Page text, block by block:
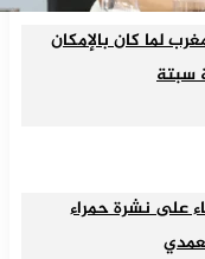
لما كان بالإمكان
سبتة
على نشرة حمراء